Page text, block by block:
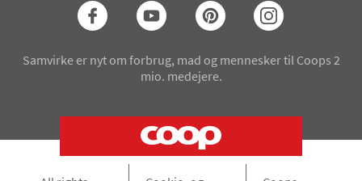
Seneste Samvirke-magasin
Coop medlem
Samvirke er nyt om forbrug, mad og mennesker til Coops 2
mio. medejere.